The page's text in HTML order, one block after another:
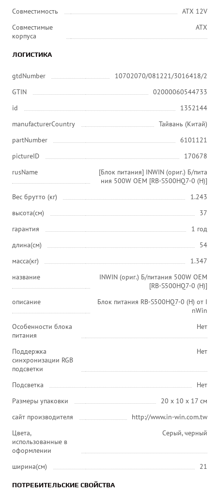
Совместимость
ATX 12V
Совместимые
корпуса
ATX
ЛОГИСТИКА
gtdNumber
10702070/081221/3016418/2
GTIN
02000060544733
id
1352144
manufacturerCountry
Тайвань (Китай)
partNumber
6101121
pictureID
170678
rusName
[Блок питания] INWIN (ориг.) Б/пита
ния 500W OEM [RB-S500HQ7-0 (H)]
Вес брутто (кг)
1.243
высота(см)
37
гарантия
1 год
длина(см)
54
масса(кг)
1.347
название
INWIN (ориг.) Б/питания 500W OEM
[RB-S500HQ7-0 (H)]
описание
Блок питания RB-S500HQ7-0 (H) от I
nWin
Особенности блока
питания
Нет
Поддержка
синхронизации RGB
подсветки
Нет
Подсветка
Нет
Размеры упаковки
20 x 10 x 17 см
сайт производителя
http://www.in-win.com.tw
Цвета,
использованные в
оформлении
Серый, черный
ширина(см) 21
ПОТРЕБИТЕЛЬСКИЕ СВОЙСТВА